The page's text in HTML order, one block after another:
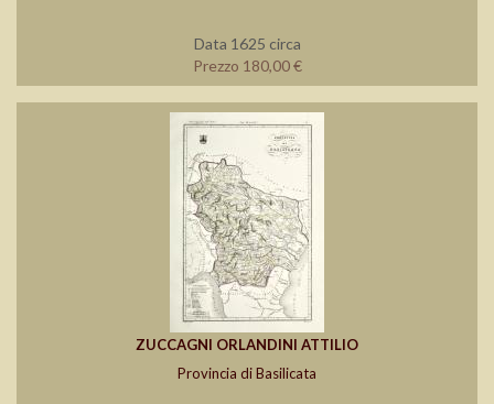
Data 1625 circa
Prezzo 180,00 €
ZUCCAGNI ORLANDINI ATTILIO
Provincia di Basilicata